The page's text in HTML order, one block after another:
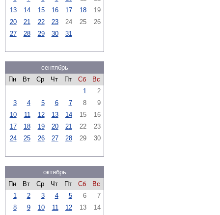
13
14 15 16 17 18
19
20
21 22 23 24 25
26
27
28 29 30 31
сентябрь
Пн
Вт Ср Чт Пт Сб
Вс
1
2
3
4 5 6 7 8
9
10
11 12 13 14 15
16
17
18 19 20 21 22
23
24
25 26 27 28 29 30
октябрь
Пн
Вт Ср Чт Пт Сб
Вс
1
2 3 4 5 6
7
8
9 10 11 12 13
14